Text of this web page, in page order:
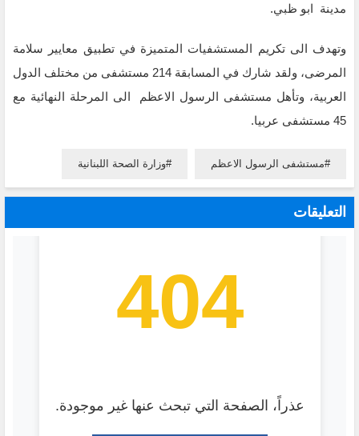
مدينة ابو ظبي.
وتهدف الى تكريم المستشفيات المتميزة في تطبيق معايير سلامة
المرضى، ولقد شارك في المسابقة 214 مستشفى من مختلف الدول
العربية، وتأهل مستشفى الرسول الاعظم الى المرحلة النهائية مع
45 مستشفى عربيا.
مستشفى الرسول الاعظم وزارة الصحة اللبنانية
التعليقات